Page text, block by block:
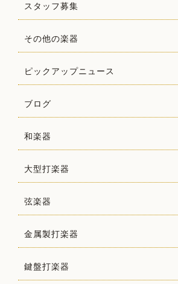
スタッフ募集
その他の楽器
ピックアップニュース
ブログ
和楽器
大型打楽器
弦楽器
金属製打楽器
鍵盤打楽器